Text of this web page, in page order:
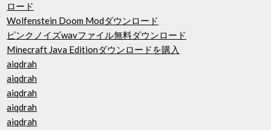
ロード
Wolfenstein Doom Modダウンロード
ピンクノイズwavファイル無料ダウンロード
Minecraft Java Editionダウンロードを購入
aiqdrah
aiqdrah
aiqdrah
aiqdrah
aiqdrah